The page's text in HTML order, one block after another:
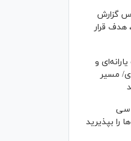
گزارش
قرار
و
مسیر
بپذیرید